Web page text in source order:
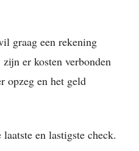
graag een rekening
er kosten verbonden
opzeg en het geld
en lastigste check.